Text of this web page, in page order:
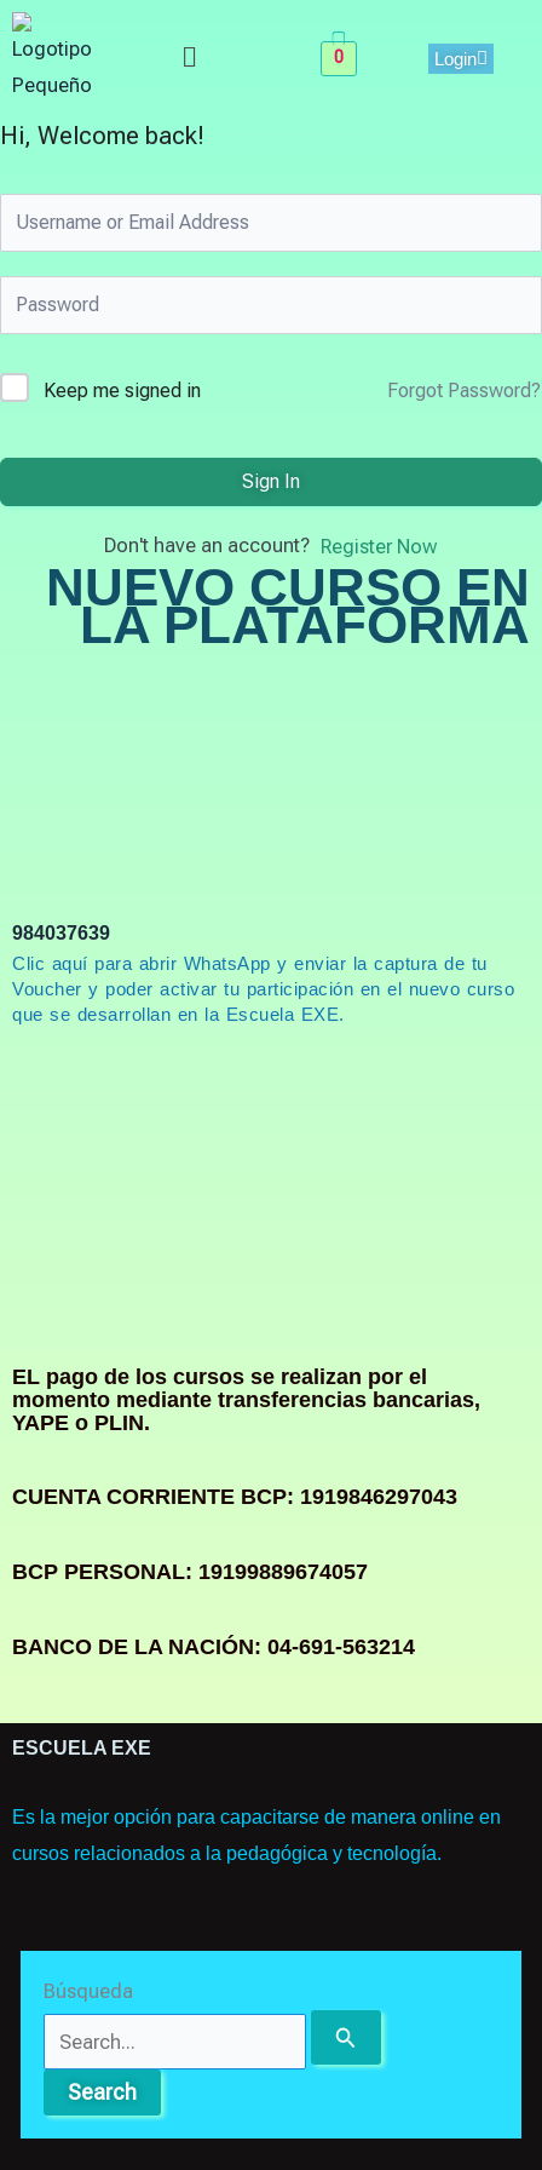
Skip
to
content
Menu 0 Login
Hi, Welcome back!
Keep me signed in Forgot Password?
Sign In
Don't have an account? Register Now
NUEVO CURSO EN
LA PLATAFORMA
984037639
Clic aquí para abrir WhatsApp y enviar la captura de tu
Voucher y poder activar tu participación en el nuevo curso
que se desarrollan en la Escuela EXE.
EL pago de los cursos se realizan por el
momento mediante transferencias bancarias,
YAPE o PLIN.
CUENTA CORRIENTE BCP: 1919846297043
BCP PERSONAL: 19199889674057
BANCO DE LA NACIÓN: 04-691-563214
ESCUELA EXE
Es la mejor opción para capacitarse de manera online en
cursos relacionados a la pedagógica y tecnología.
Búsqueda
for: